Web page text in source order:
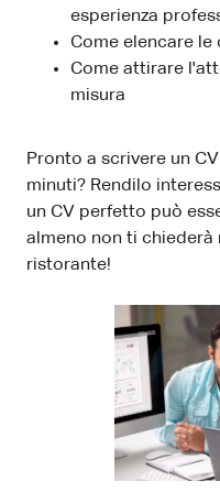
esperienza
Come elencare le
Come attirare
misura
Pronto a scrivere un
minuti? Rendilo
un CV perfetto può
almeno non ti chiederà
ristorante!